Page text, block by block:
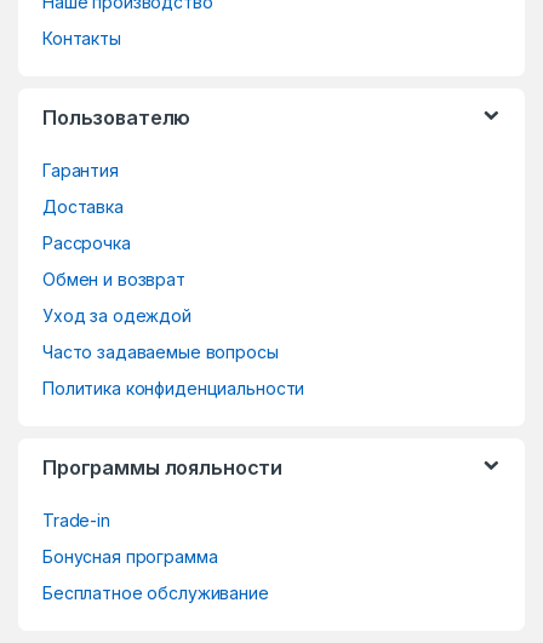
Контакты
Пользователю
Гарантия
Доставка
Рассрочка
Обмен и возврат
Уход за одеждой
Часто задаваемые вопросы
Политика конфиденциальности
Программы лояльности
Trade-in
Бонусная программа
Бесплатное обслуживание